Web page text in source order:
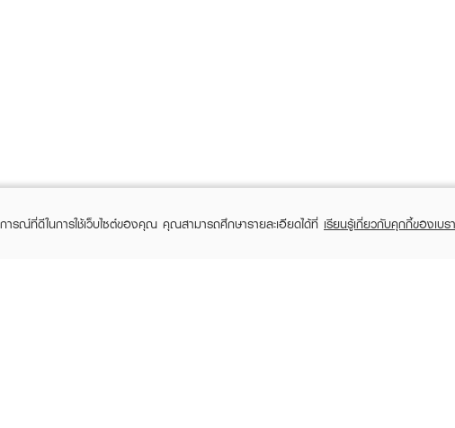
ารณ์ที่ดีในการใช้เว็บไซต์ของคุณ คุณสามารถศึกษารายละเอียดได้ที่ เรียนรู้เกี่ยวกับคุกกี้ของเบร